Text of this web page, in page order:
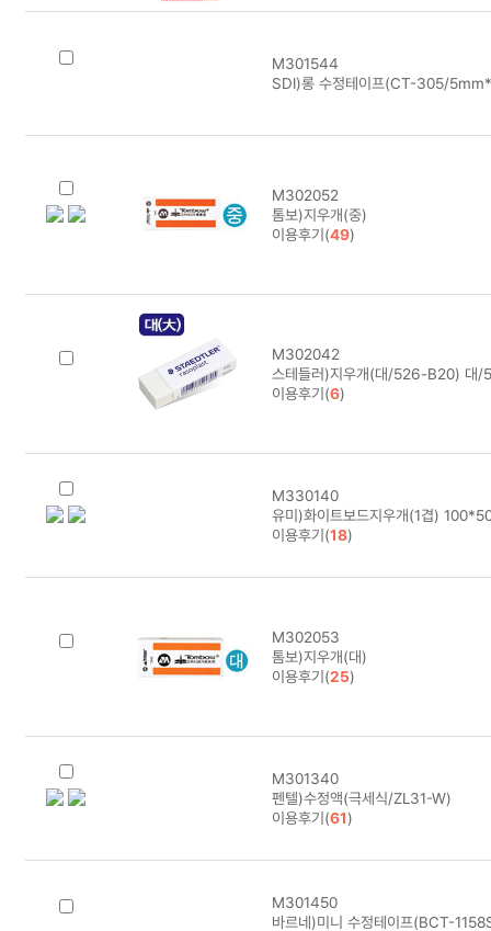
M301544
SDI)롱 수정테이프(CT-305/
M302052
톰보)지우개(중)
이용후기(49)
M302042
스테들러)지우개(대/526-B20) 대
이용후기(6)
M330140
유미)화이트보드지우개(1겹)
이용후기(18)
M302053
톰보)지우개(대)
이용후기(25)
M301340
펜텔)수정액(극세식/ZL31-W)
이용후기(61)
M301450
바르네)미니 수정테이프(BCT-